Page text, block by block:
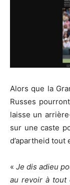
Alors que la
Russes
laisse un
sur une caste
d’apartheid tout
« Je dis adieu
au revoir à tout